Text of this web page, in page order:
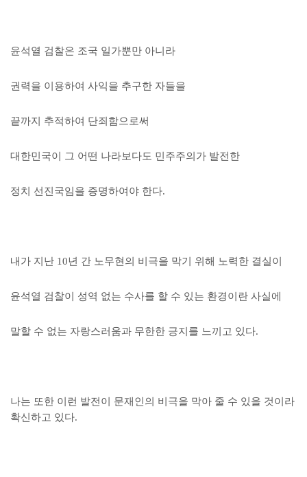
윤석열 검찰은 조국 일가뿐만 아니라
권력을 이용하여 사익을 추구한 자들을
끝까지 추적하여 단죄함으로써
대한민국이 그 어떤 나라보다도 민주주의가 발전한
정치 선진국임을 증명하여야 한다.
내가 지난 10년 간 노무현의 비극을 막기 위해 노력한 결실이
윤석열 검찰이 성역 없는 수사를 할 수 있는 환경이란 사실에
말할 수 없는 자랑스러움과 무한한 긍지를 느끼고 있다.
나는 또한 이런 발전이 문재인의 비극을 막아 줄 수 있을 것이라
확신하고 있다.